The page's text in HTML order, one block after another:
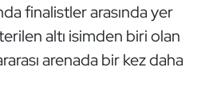
finalistler arasında yer
altı isimden biri olan
arenada bir kez daha